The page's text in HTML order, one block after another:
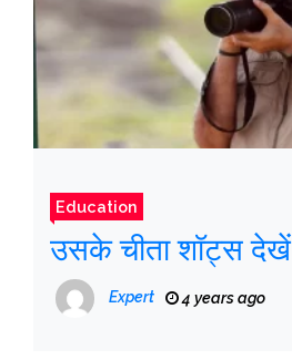
Education
उसके चीता शॉट्स देखें
Expert 4 years ago